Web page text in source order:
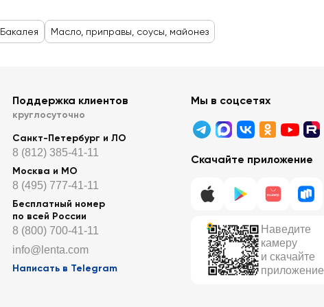
Бакалея Масло, приправы, соусы, майонез
Поддержка клиентов
круглосуточно
Санкт-Петербург и ЛО
8 (812) 385-41-11
Москва и МО
8 (495) 777-41-11
Бесплатный номер
по всей России
8 (800) 700-41-11
info@lenta.com
Написать в Telegram
Мы в соцсетях
Скачайте приложение
Наведите
камеру
и скачайте
приложение